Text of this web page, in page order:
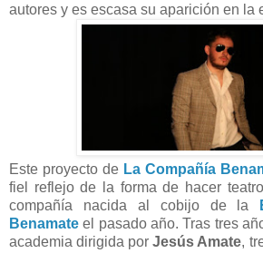
autores y es escasa su aparición en la
Este proyecto de La Compañía
fiel reflejo de la forma de hacer
compañía nacida al cobijo de la
Benamate el pasado año. Tras tres
academia dirigida porJesús Amate,